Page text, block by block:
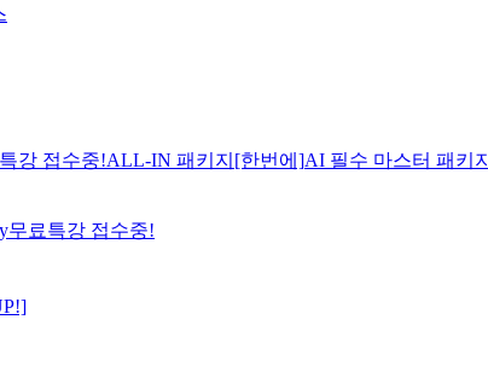
강 접수중!ALL-IN 패키지[한번에]AI 필수 마스터 패키지
무료특강 접수중!